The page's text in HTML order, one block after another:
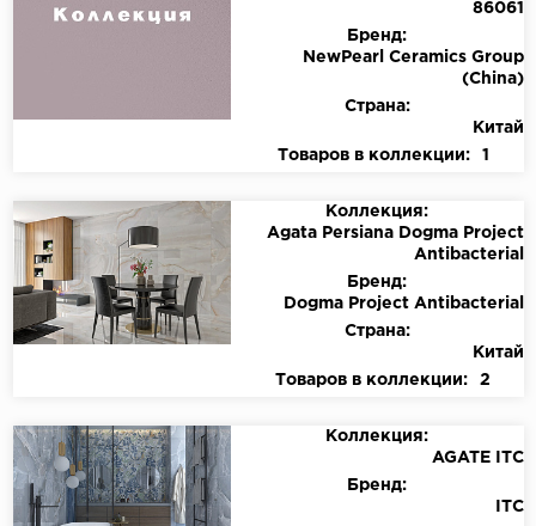
86061
Бренд:
NewPearl Ceramics Group
(China)
Страна:
Китай
Товаров в коллекции:
1
Коллекция:
Agata Persiana Dogma Project
Antibacterial
Бренд:
Dogma Project Antibacterial
Страна:
Китай
Товаров в коллекции:
2
Коллекция:
AGATE ITC
Бренд:
ITC